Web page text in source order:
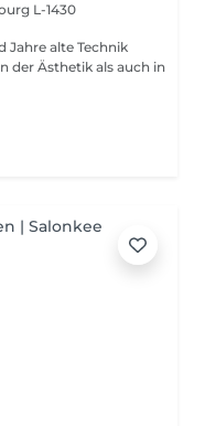
L-1430
der Ästhetik als auch in